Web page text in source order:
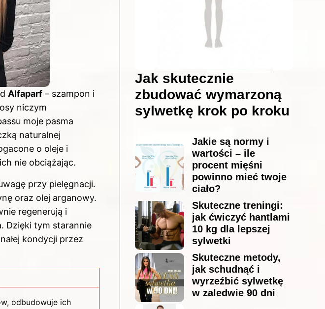
Alfaparf – szampon i
niczym
moje pasma
naturalnej
o oleje i
nie obciążając.
przy pielęgnacji.
oraz olej arganowy.
regenerują i
Dzięki tym starannie
kondycji przez
odbudowuje ich
Jak skutecznie
zbudować wymarzoną
sylwetkę krok po kroku
Jakie są normy i
wartości – ile
procent mięśni
powinno mieć twoje
ciało?
Skuteczne treningi:
jak ćwiczyć hantlami
10 kg dla lepszej
sylwetki
Skuteczne metody,
jak schudnąć i
wyrzeźbić sylwetkę
w zaledwie 90 dni